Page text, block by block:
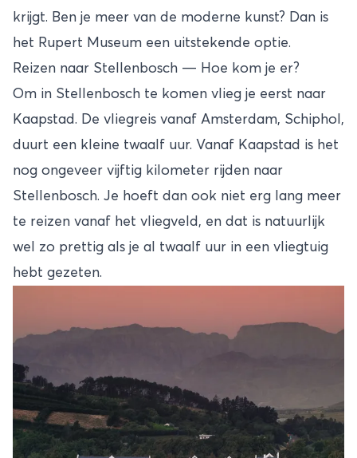
krijgt. Ben je meer van de moderne kunst? Dan is
het Rupert Museum een uitstekende optie.
Reizen naar Stellenbosch — Hoe kom je er?
Om in Stellenbosch te komen vlieg je eerst naar
Kaapstad. De vliegreis vanaf Amsterdam, Schiphol,
duurt een kleine twaalf uur. Vanaf Kaapstad is het
nog ongeveer vijftig kilometer rijden naar
Stellenbosch. Je hoeft dan ook niet erg lang meer
te reizen vanaf het vliegveld, en dat is natuurlijk
wel zo prettig als je al twaalf uur in een vliegtuig
hebt gezeten.